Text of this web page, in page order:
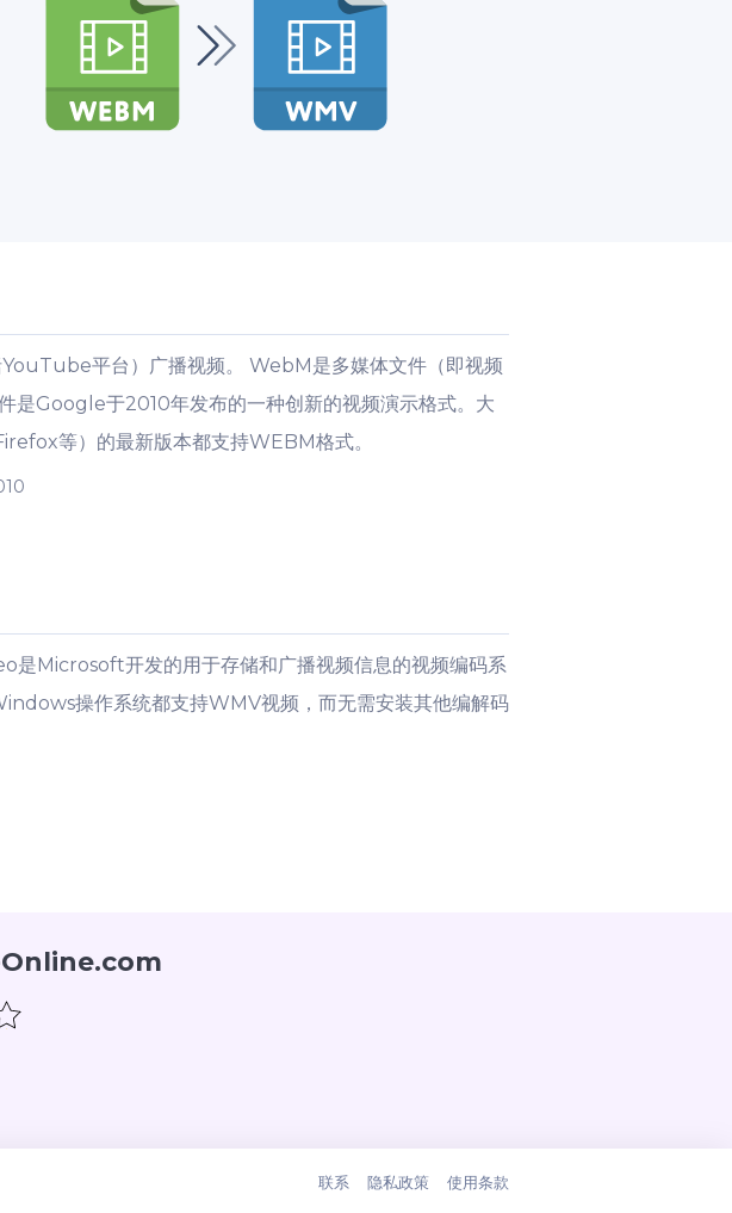
平台）广播视频。 WebM是多媒体文件（即视频
是Google于2010年发布的一种创新的视频演示格式。大
等）的最新版本都支持WEBM格式。
Microsoft开发的用于存储和广播视频信息的视频编码系
操作系统都支持WMV视频，而无需安装其他编解码
联系 隐私政策 使用条款